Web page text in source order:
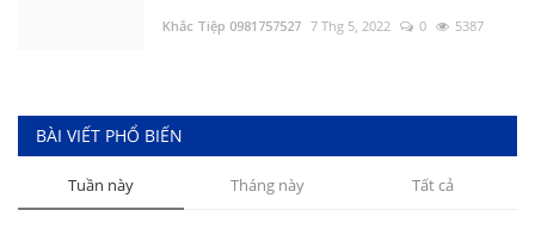
Khắc Tiệp 0981757527 7 Thg 5, 2022 0 5387
BÀI VIẾT PHỔ BIẾN
Tuần này Tháng này Tất cả
toán khi nào thì được điều chỉnh k=1,2
1.1 Cài đặt phần mềm DỰ TOÁN BNSC
Khắc Tiệp 0981757527 0